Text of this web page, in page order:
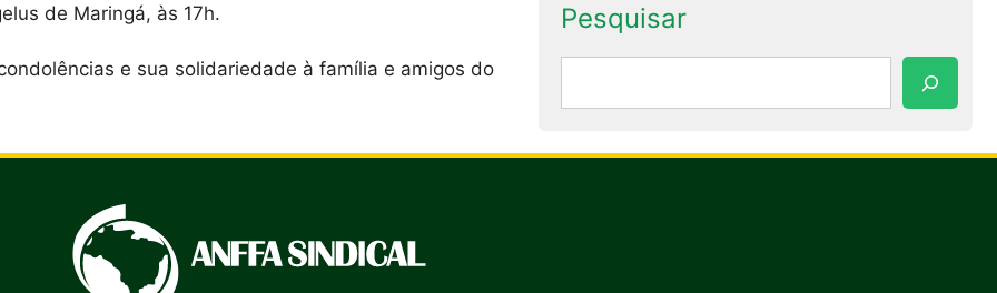
de Maringá, às 17h.
e sua solidariedade à família e amigos do
Pesquisar